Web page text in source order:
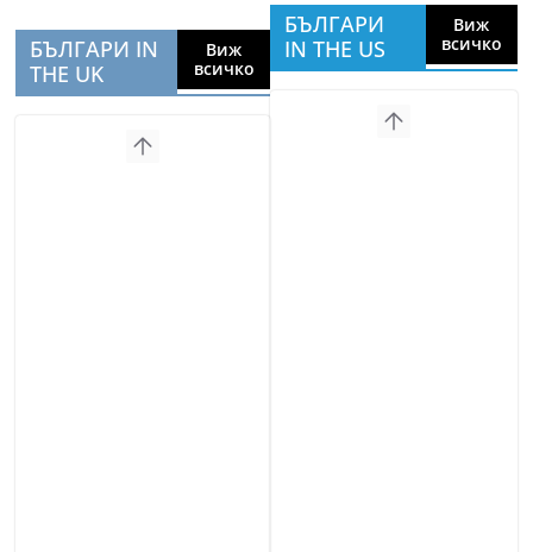
БЪЛГАРИ IN
THE UK
Виж
всичко
БЪЛГАРИ
IN THE US
Виж
всичко